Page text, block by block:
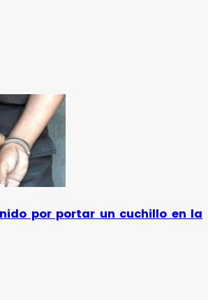
por portar un cuchillo en la